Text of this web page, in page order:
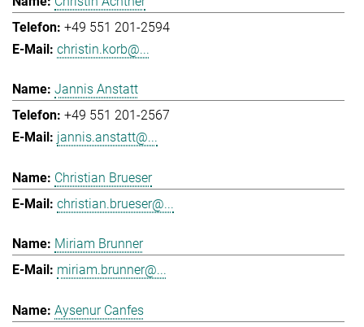
+49 551 201-2594
christin.korb@...
Jannis Anstatt
+49 551 201-2567
jannis.anstatt@...
Christian Brueser
christian.brueser@...
Miriam Brunner
miriam.brunner@...
Aysenur Canfes